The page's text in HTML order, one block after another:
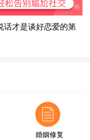
3分钟前
53分钟前
页面咨询，已获得专属情
话才是谈好恋爱的第
婚姻修复